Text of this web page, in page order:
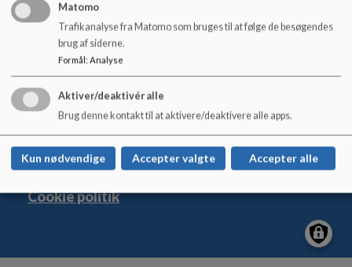
Brøndenvej 34, 9750 Østervrå
cath@frederikshavn.dk
+45 98456749
EAN NR. 5798003674797
Tilgængelighedserklæring
Sitemap
Cookie politik
Matomo
Trafikanalyse fra Matomo som bruges til at følge de besøgendes
brug af siderne.
Formål: Analyse
Aktiver/deaktivér alle
Brug denne kontakt til at aktivere/deaktivere alle apps.
Kun nødvendige Accepter valgte Accepter alle